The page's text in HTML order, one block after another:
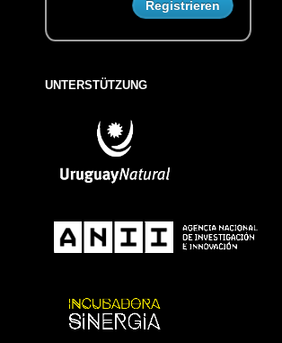
UNTERSTÜTZUNG